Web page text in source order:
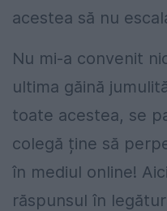
acestea să nu
Nu mi-a convenit
ultima găină
toate acestea, se
colegă ține să
în mediul online!
răspunsul în